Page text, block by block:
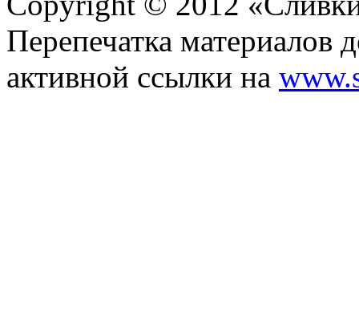
Перепечатка материалов
активной ссылки на